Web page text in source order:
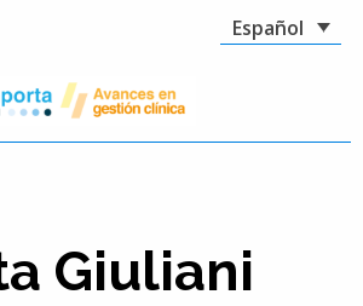
Español
Giuliani